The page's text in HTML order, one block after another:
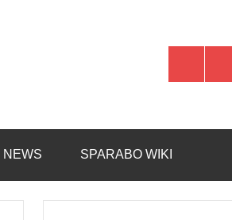
NEWS SPARABO WIKI